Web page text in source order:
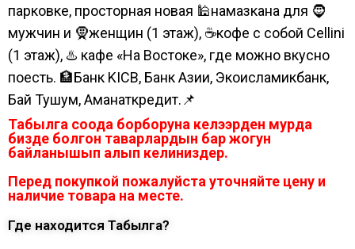
парковке, просторная новая 🕌намазкана для 🧔
мужчин и 🧕женщин (1 этаж), ☕кофе с собой Cellini
(1 этаж), ♨️ кафе «На Востоке», где можно вкусно
поесть. 🏦Банк KICB, Банк Азии, Экоисламикбанк,
Бай Тушум, Аманаткредит.📌
Табылга соода борборуна келээрден мурда
бизде болгон таварлардын бар жогун
байланышып алып келиниздер.
Перед покупкой пожалуйста уточняйте цену и
наличие товара на месте.
Где находится Табылга?